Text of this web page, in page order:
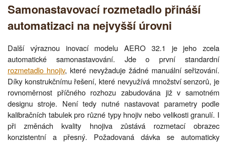
Samonastavovací rozmetadlo přináší
automatizaci na nejvyšší úrovni
Další výraznou inovací modelu AERO 32.1 je jeho zcela
automatické samonastavování. Jde o první standardní
rozmetadlo hnojiv, které nevyžaduje žádné manuální seřizování.
Díky konstrukčnímu řešení, které nevyužívá množství senzorů, je
rovnoměrnost příčného rozhozu zabudována již v samotném
designu stroje. Není tedy nutné nastavovat parametry podle
kalibračních tabulek pro různé typy hnojiv nebo velikosti granulí. I
při změnách kvality hnojiva zůstává rozmetací obrazec
konzistentní a přesný. Požadovaná dávka se automaticky